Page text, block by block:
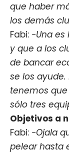
que haber
los demás
Fabi: -Una es
y que a los
de bancar
se los
tenemos
sólo tres
Objetivos a
Fabi: -Ojala
pelear hasta